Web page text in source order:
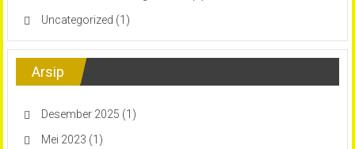
Uncategorized (1)
Arsip
Desember 2025 (1)
Mei 2023 (1)